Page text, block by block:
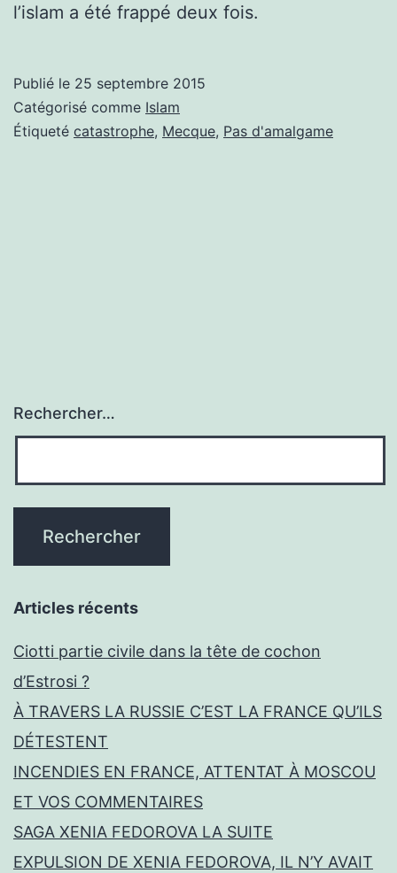
l’islam a été frappé deux fois.
Publié le 25 septembre 2015
Catégorisé comme Islam
Étiqueté catastrophe, Mecque, Pas d'amalgame
Rechercher…
Articles récents
Ciotti partie civile dans la tête de cochon
d’Estrosi ?
À TRAVERS LA RUSSIE C’EST LA FRANCE QU’ILS
DÉTESTENT
INCENDIES EN FRANCE, ATTENTAT À MOSCOU
ET VOS COMMENTAIRES
SAGA XENIA FEDOROVA LA SUITE
EXPULSION DE XENIA FEDOROVA, IL N’Y AVAIT